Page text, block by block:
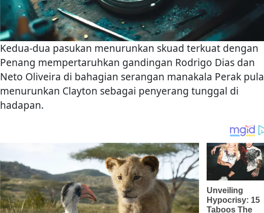
Kedua-dua pasukan menurunkan skuad terkuat dengan
Penang mempertaruhkan gandingan Rodrigo Dias dan
Neto Oliveira di bahagian serangan manakala Perak pula
menurunkan Clayton sebagai penyerang tunggal di
hadapan.